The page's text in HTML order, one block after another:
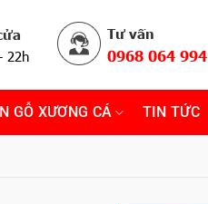
22h
Tư vấn
0968 064 994
GỖ XƯƠNG CÁ TIN TỨC